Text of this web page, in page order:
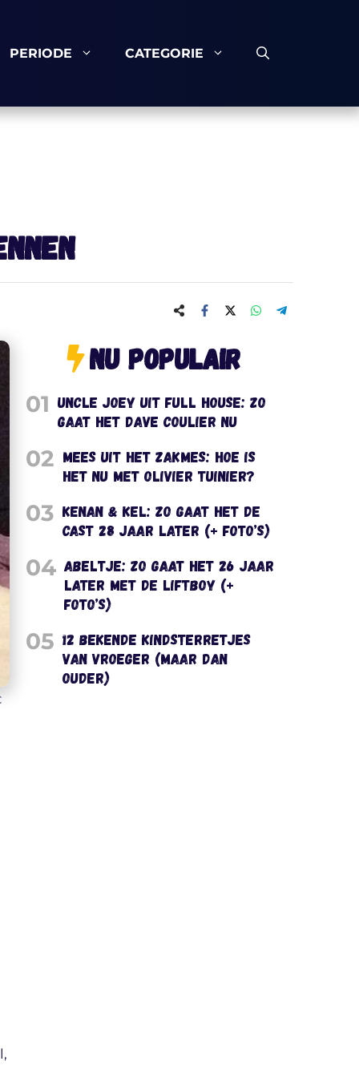
PERIODE CATEGORIE
Nu populair
01 Uncle Joey uit Full House: zo
gaat het Dave Coulier nu
02 Mees uit het Zakmes: hoe is
het nu met Olivier Tuinier?
03 Kenan & Kel: zo gaat het de
cast 28 jaar later (+ foto’s)
04 Abeltje: zo gaat het 26 jaar
later met de liftboy (+
foto’s)
05 12 bekende kindsterretjes
van vroeger (maar dan
ouder)